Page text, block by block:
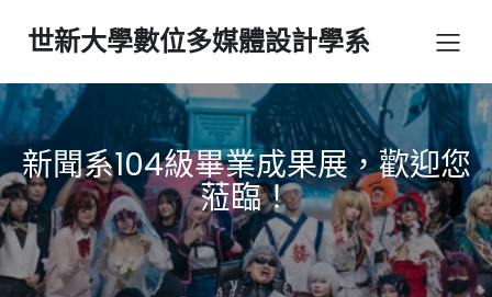
世新大學數位多媒體設計學系
新聞系104級畢業成果展，歡迎您
蒞臨！